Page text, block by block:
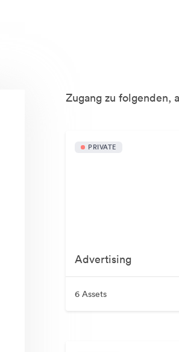
Zugang zu folgenden,
PRIVATE
Advertising
6 Assets